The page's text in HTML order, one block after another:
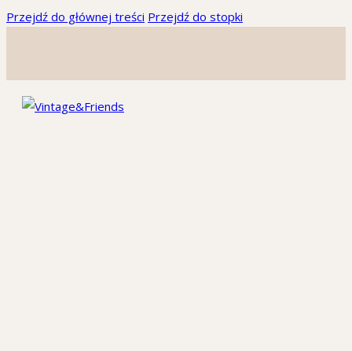
Przejdź do głównej treści Przejdź do stopki